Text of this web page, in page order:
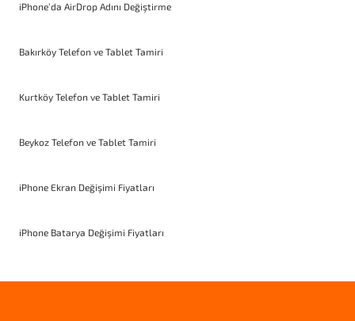
iPhone’da AirDrop Adını Değiştirme
Bakırköy Telefon ve Tablet Tamiri
Kurtköy Telefon ve Tablet Tamiri
Beykoz Telefon ve Tablet Tamiri
iPhone Ekran Değişimi Fiyatları
iPhone Batarya Değişimi Fiyatları